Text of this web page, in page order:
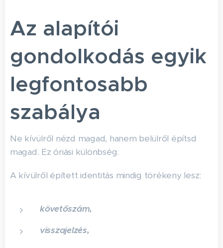
Az alapítói
gondolkodás egyik
legfontosabb
szabálya
Ne kívülről nézd magad, hanem belülről építsd
magad. Ez óriási különbség.
A kívülről épített identitás mindig törékeny lesz:
követőszám,
visszajelzés,